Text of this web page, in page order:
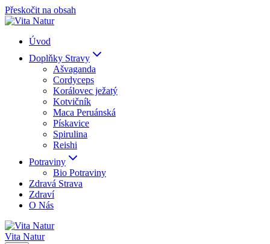
Přeskočit na obsah
Úvod
Doplňky Stravy
Ašvaganda
Cordyceps
Korálovec ježatý
Kotvičník
Maca Peruánská
Pískavice
Spirulina
Reishi
Potraviny
Bio Potraviny
Zdravá Strava
Zdraví
O Nás
Vita Natur